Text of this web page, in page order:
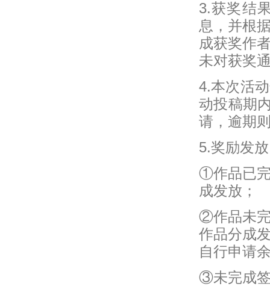
3.获奖结
息，并根
成获奖作
未对获奖
4.本次活
动投稿期
请，逾期
5.奖励发
①作品已
成发放；
②作品未
作品分成
自行申请
③未完成